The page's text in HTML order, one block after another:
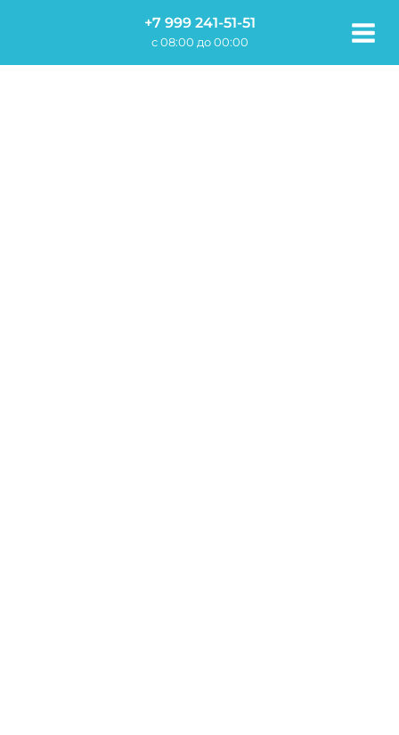
+7 999 241-51-51
c 08:00 до 00:00